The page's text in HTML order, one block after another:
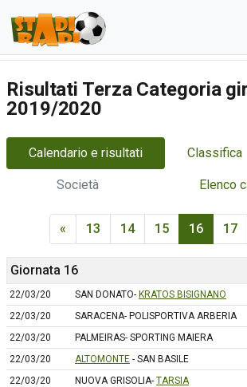
Risultati Terza Categoria
2019/2020
Calendario e risultati Classifica
Società Elenco
« 13 14 15 16 17
Giornata 16
22/03/20 SAN DONATO- KRATOS BISIGNANO
22/03/20
SARACENA- POLISPORTIVA ARBERIA
22/03/20
PALMEIRAS- SPORTING MAIERA
22/03/20
ALTOMONTE - SAN BASILE
22/03/20
NUOVA GRISOLIA- TARSIA